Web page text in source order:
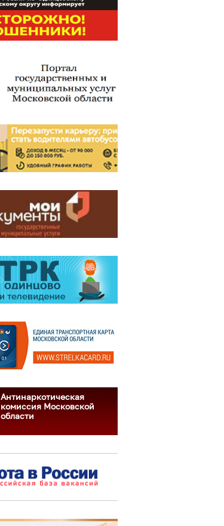
Антинаркотическая
комиссия Московской
области